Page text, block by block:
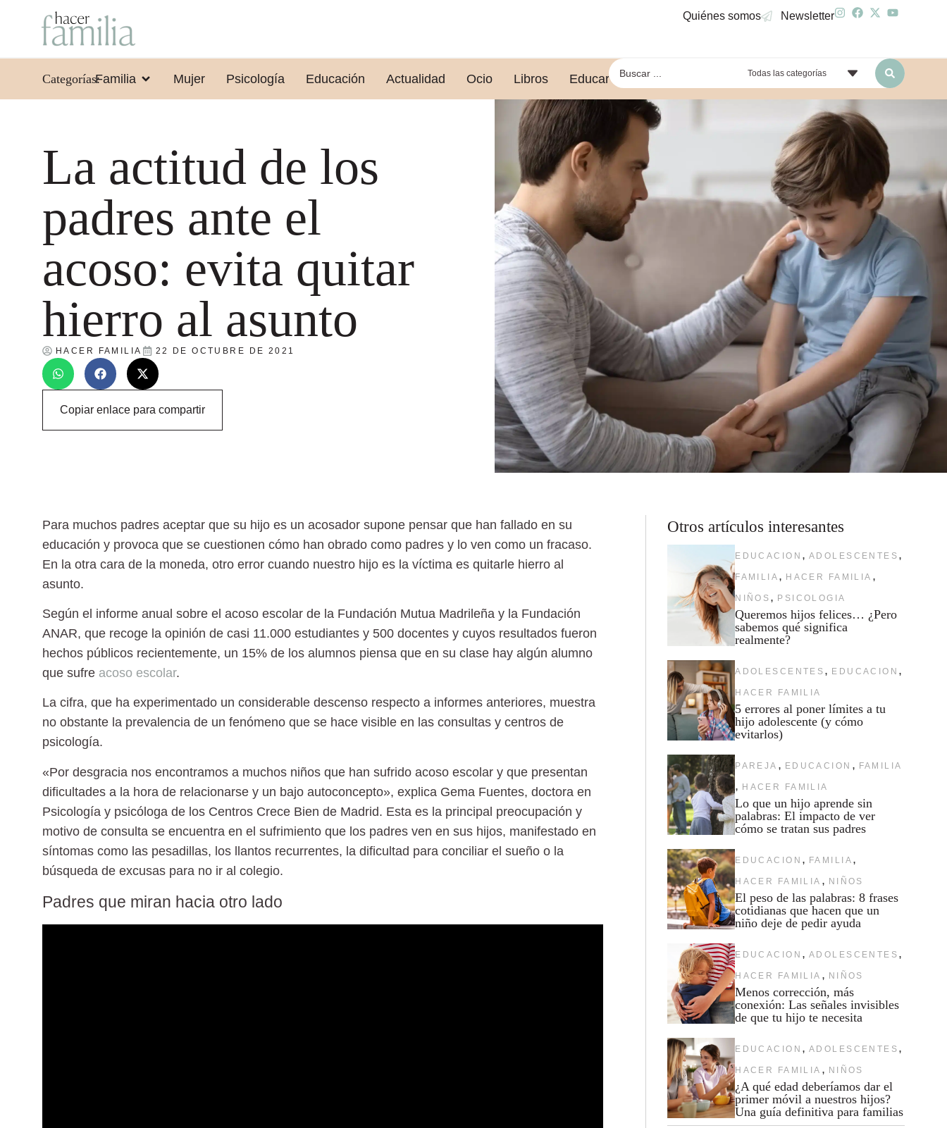
Quiénes somos Newsletter
Categorías:Familia Mujer Psicología Educación Actualidad Ocio Libros Educar leyendo Todas las categorías
La actitud de los
padres ante el
acoso: evita quitar
hierro al asunto
HACER FAMILIA 22 DE OCTUBRE DE 2021
Copiar enlace para compartir
Para muchos padres aceptar que su hijo es un acosador supone pensar que han fallado en su
educación y provoca que se cuestionen cómo han obrado como padres y lo ven como un fracaso.
En la otra cara de la moneda, otro error cuando nuestro hijo es la víctima es quitarle hierro al
asunto.
Según el informe anual sobre el acoso escolar de la Fundación Mutua Madrileña y la Fundación
ANAR, que recoge la opinión de casi 11.000 estudiantes y 500 docentes y cuyos resultados fueron
hechos públicos recientemente, un 15% de los alumnos piensa que en su clase hay algún alumno
que sufre acoso escolar.
La cifra, que ha experimentado un considerable descenso respecto a informes anteriores, muestra
no obstante la prevalencia de un fenómeno que se hace visible en las consultas y centros de
psicología.
«Por desgracia nos encontramos a muchos niños que han sufrido acoso escolar y que presentan
dificultades a la hora de relacionarse y un bajo autoconcepto», explica Gema Fuentes, doctora en
Psicología y psicóloga de los Centros Crece Bien de Madrid. Esta es la principal preocupación y
motivo de consulta se encuentra en el sufrimiento que los padres ven en sus hijos, manifestado en
síntomas como las pesadillas, los llantos recurrentes, la dificultad para conciliar el sueño o la
búsqueda de excusas para no ir al colegio.
Padres que miran hacia otro lado
Otros artículos interesantes
EDUCACION , ADOLESCENTES ,
FAMILIA , HACER FAMILIA ,
NIÑOS , PSICOLOGIA
Queremos hijos felices… ¿Pero
sabemos qué significa
realmente?
ADOLESCENTES , EDUCACION ,
HACER FAMILIA
5 errores al poner límites a tu
hijo adolescente (y cómo
evitarlos)
PAREJA , EDUCACION , FAMILIA
, HACER FAMILIA
Lo que un hijo aprende sin
palabras: El impacto de ver
cómo se tratan sus padres
EDUCACION , FAMILIA ,
HACER FAMILIA , NIÑOS
El peso de las palabras: 8 frases
cotidianas que hacen que un
niño deje de pedir ayuda
EDUCACION , ADOLESCENTES ,
HACER FAMILIA , NIÑOS
Menos corrección, más
conexión: Las señales invisibles
de que tu hijo te necesita
EDUCACION , ADOLESCENTES ,
HACER FAMILIA , NIÑOS
¿A qué edad deberíamos dar el
primer móvil a nuestros hijos?
Una guía definitiva para familias